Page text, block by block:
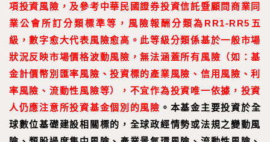
項投資風險，及參考中華民國證券投資信託暨顧問商業同
業公會所訂分類標準等，風險報酬分類為RR1-RR5五
級，數字愈大代表風險愈高。此等級分類係基於一般市場
狀況反映市場價格波動風險，無法涵蓋所有風險（如：基
金計價幣別匯率風險、投資標的產業風險、信用風險、利
率風險、流動性風險等），不宜作為投資唯一依據，投資
人仍應注意所投資基金個別的風險 。本基金主要投資於全
球數位基礎建設相關標的，全球政經情勢或法規之變動風